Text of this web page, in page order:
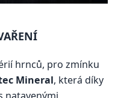
hrnců, pro zmínku
Mineral, která díky